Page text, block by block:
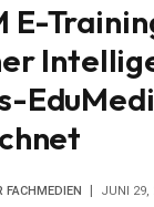
E-
FACHMEDIEN JUNI 29,